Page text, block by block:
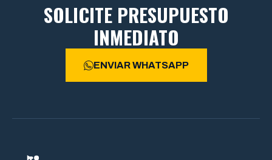
SOLICITE PRESUPUESTO
INMEDIATO
ENVIAR WHATSAPP